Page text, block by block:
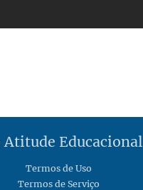
Atitude Educacional
Termos de Uso
Termos de Serviço